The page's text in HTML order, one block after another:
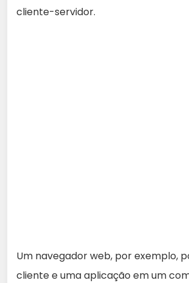
cliente-servidor.
Um navegador web, por exemplo,
cliente e uma aplicação em um